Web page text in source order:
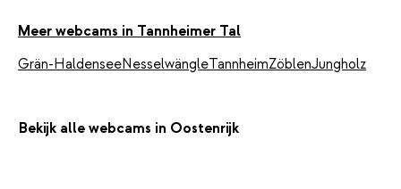
Meer webcams in Tannheimer Tal
Grän-HaldenseeNesselwängleTannheimZöblenJungholz
Bekijk alle webcams in Oostenrijk